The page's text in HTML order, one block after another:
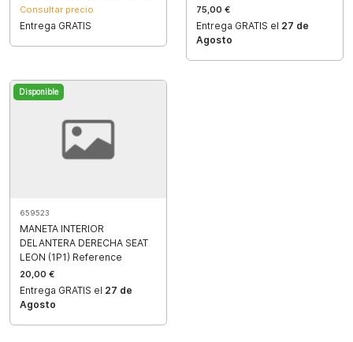
Consultar precio
Entrega GRATIS
75,00 €
Entrega GRATIS el 27 de
Agosto
Disponible
659523
MANETA INTERIOR
DELANTERA DERECHA SEAT
LEON (1P1) Reference
20,00 €
Entrega GRATIS el 27 de
Agosto